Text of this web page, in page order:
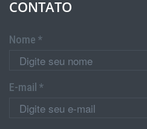
CONTATO
Nome *
E-mail *